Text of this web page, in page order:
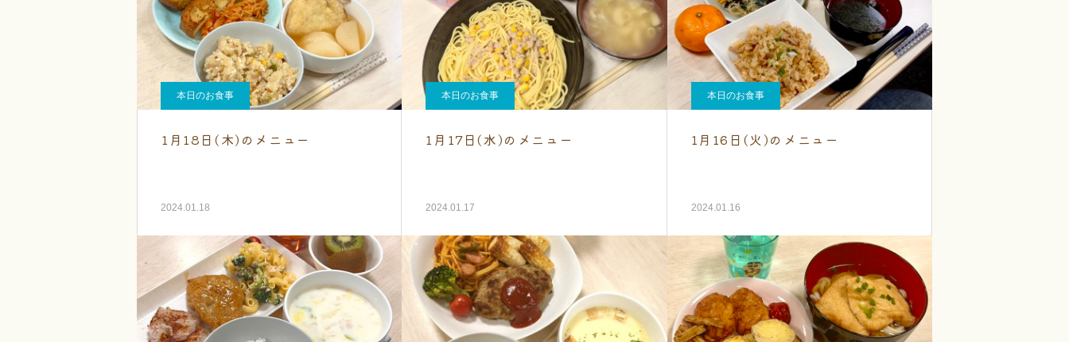
本日のお食事
1月18日(木)のメニュー
2024.01.18
本日のお食事
1月17日(水)のメニュー
2024.01.17
本日のお食事
1月16日(火)のメニュー
2024.01.16